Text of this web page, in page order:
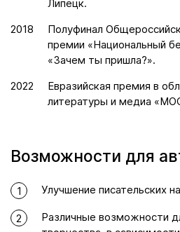
Липецк.
2018
Полуфинал
премии «Национальный
«Зачем ты пришла?».
2022
Евразийская премия в
литературы и медиа
Возможности для
1 Улучшение писательских
2
Различные возможности